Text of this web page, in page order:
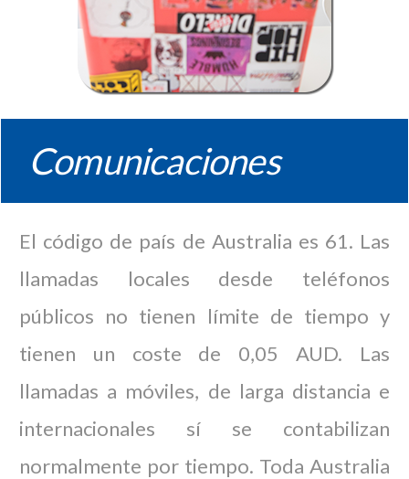
Comunicaciones
El código de país de Australia es 61. Las
llamadas locales desde teléfonos
públicos no tienen límite de tiempo y
tienen un coste de 0,05 AUD. Las
llamadas a móviles, de larga distancia e
internacionales sí se contabilizan
normalmente por tiempo. Toda Australia